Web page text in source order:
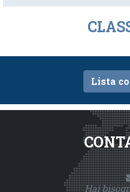
Lista
Hai